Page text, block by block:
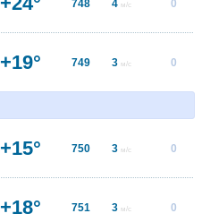
748 4 м/с 0
+19° 749 3 м/с 0
+15° 750 3 м/с 0
+18° 751 3 м/с 0